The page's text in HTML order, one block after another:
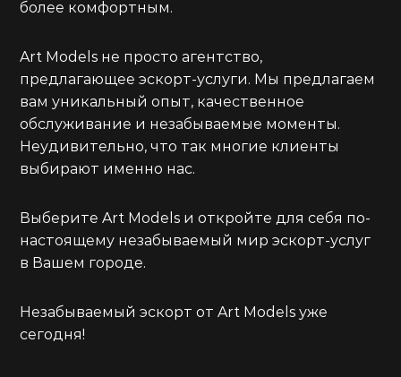
более комфортным.
Art Models не просто агентство,
предлагающее эскорт-услуги. Мы предлагаем
вам уникальный опыт, качественное
обслуживание и незабываемые моменты.
Неудивительно, что так многие клиенты
выбирают именно нас.
Выберите Art Models и откройте для себя по-
настоящему незабываемый мир эскорт-услуг
в Вашем городе.
Незабываемый эскорт от Art Models уже
сегодня!